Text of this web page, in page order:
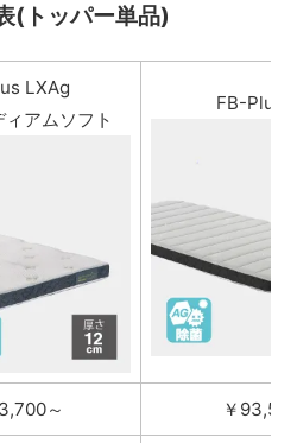
(トッパー単品)
LXAg
アムソフト
FB-Plus
～ ￥